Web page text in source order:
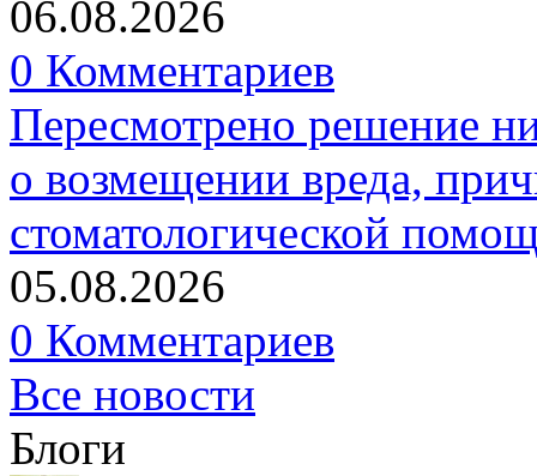
06.08.2026
0 Комментариев
Пересмотрено решение
о возмещении вреда,
стоматологической
05.08.2026
0 Комментариев
Все новости
Блоги